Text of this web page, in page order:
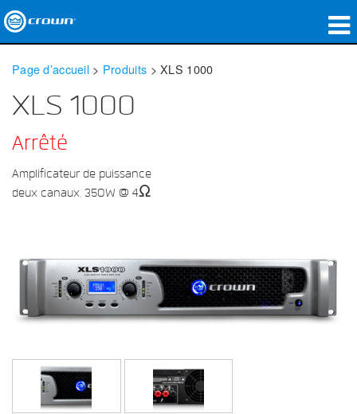
Applications
Audio en réseau
Où acheter
Études de cas
Formation
Support
Langue/Région
Page d’accueil > Produits >XLS 1000
XLS 1000
Arrêté
Amplificateur de puissance
deux canaux, 350W @ 4Ω